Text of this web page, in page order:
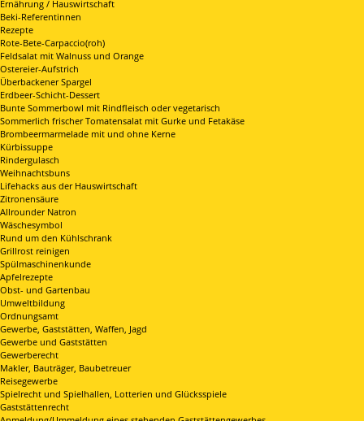
Ernährung / Hauswirtschaft
Beki-Referentinnen
Rezepte
Rote-Bete-Carpaccio(roh)
Feldsalat mit Walnuss und Orange
Ostereier-Aufstrich
Überbackener Spargel
Erdbeer-Schicht-Dessert
Bunte Sommerbowl mit Rindfleisch oder vegetarisch
Sommerlich frischer Tomatensalat mit Gurke und Fetakäse
Brombeermarmelade mit und ohne Kerne
Kürbissuppe
Rindergulasch
Weihnachtsbuns
Lifehacks aus der Hauswirtschaft
Zitronensäure
Allrounder Natron
Wäschesymbol
Rund um den Kühlschrank
Grillrost reinigen
Spülmaschinenkunde
Apfelrezepte
Obst- und Gartenbau
Umweltbildung
Ordnungsamt
Gewerbe, Gaststätten, Waffen, Jagd
Gewerbe und Gaststätten
Gewerberecht
Makler, Bauträger, Baubetreuer
Reisegewerbe
Spielrecht und Spielhallen, Lotterien und Glücksspiele
Gaststättenrecht